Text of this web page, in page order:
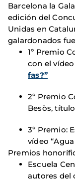
Barcelona la
edición del
Unidas en
galardonados
1º Premio
con el vídeo
fas?”
2º Premio
Besòs,
3º Premio:
vídeo
Premios
Escuela
autores del